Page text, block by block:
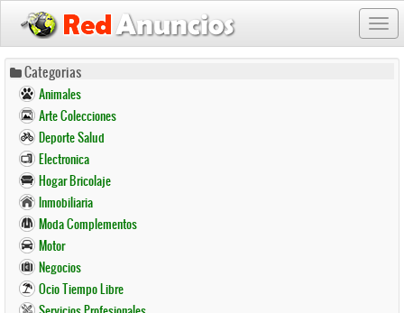
Pasar
contenido
principal
Categorias
Animales
Arte Colecciones
Deporte Salud
Electronica
Hogar Bricolaje
Inmobiliaria
Moda Complementos
Motor
Negocios
Ocio Tiempo Libre